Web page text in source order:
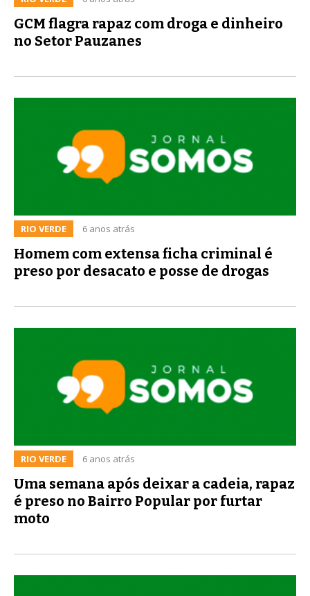
GCM flagra rapaz com droga e dinheiro
no Setor Pauzanes
RIO VERDE 6 anos atrás
Homem com extensa ficha criminal é
preso por desacato e posse de drogas
RIO VERDE 6 anos atrás
Uma semana após deixar a cadeia, rapaz
é preso no Bairro Popular por furtar
moto